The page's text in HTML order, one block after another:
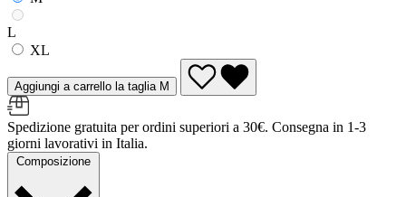
L
XL
Aggiungi a carrello la taglia M
Spedizione gratuita per ordini superiori a 30€. Consegna in 1-3
giorni lavorativi in Italia.
Composizione